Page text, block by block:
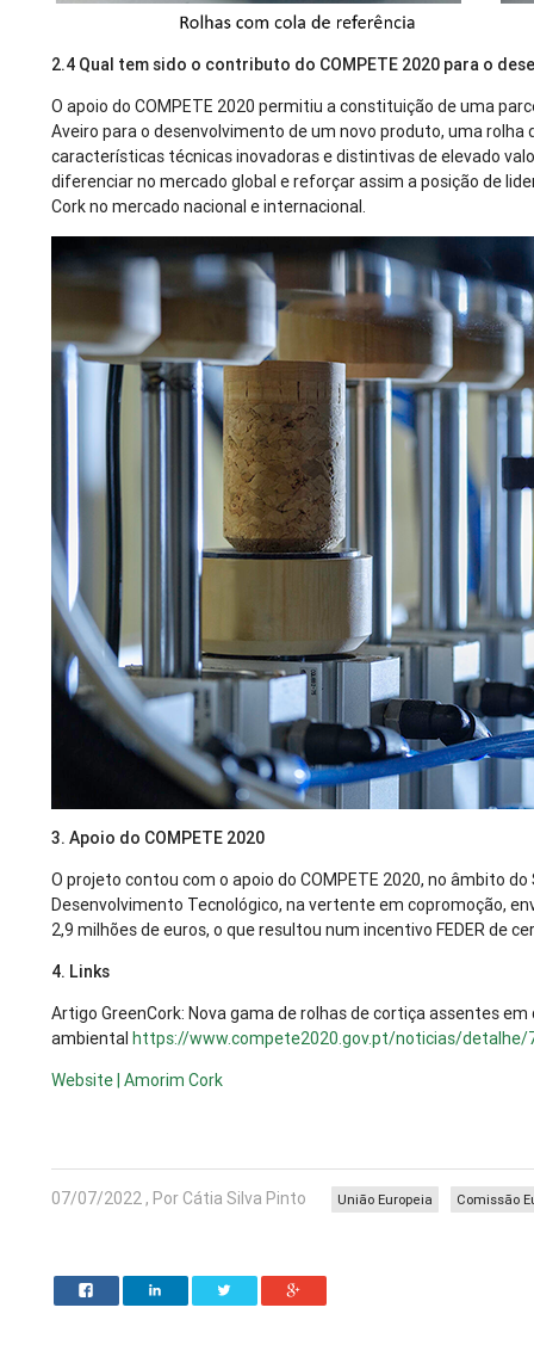
2.4 Qual tem sido o contributo do COMPETE 2020 para o
O apoio do COMPETE 2020 permitiu a constituição de uma
Aveiro para o desenvolvimento de um novo produto, uma
características técnicas inovadoras e distintivas de elevado
diferenciar no mercado global e reforçar assim a posição de
Cork no mercado nacional e internacional.
3. Apoio do COMPETE 2020
O projeto contou com o apoio do COMPETE 2020, no âmbito
Desenvolvimento Tecnológico, na vertente em copromoção,
2,9 milhões de euros, o que resultou num incentivo FEDER de
4. Links
Artigo GreenCork: Nova gama de rolhas de cortiça assentes
ambiental https://www.compete2020.gov.pt/noticias/detalhe/
Website | Amorim Cork
07/07/2022 , Por Cátia Silva Pinto Comissão
União Europeia